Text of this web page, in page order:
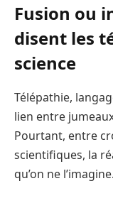
Fusion ou
disent les
science
Télépathie,
lien entre
Pourtant, entre
scientifiques, la
qu’on ne l’imagine.